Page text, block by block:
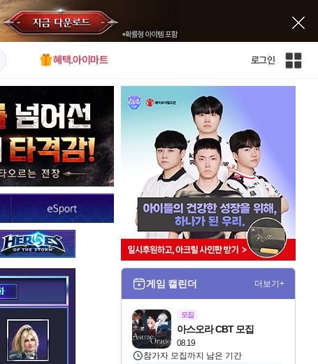
혜택.아이마트 로그인
인
게임 캘린더 더보기+
모집
08.19
아스오라 CBT 모집
참가자 모집까지 남은 기간